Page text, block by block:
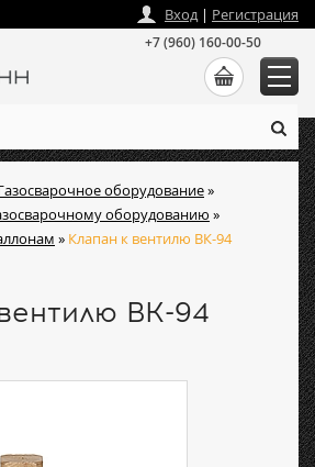
оборудование»
оборудованию »
» Клапан к вентилю ВК-94
ВК-94
Вход| Регистрация
+7 (960) 160-00-50